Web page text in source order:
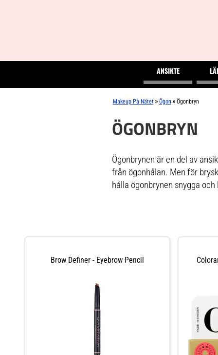
ANSIKTE
Makeup På Nätet » Ögon » Ögonbryn
ÖGONBRYN
Ögonbrynen är en del av
från ögonhålan. Men för
hålla ögonbrynen snygga och
Brow Definer - Eyebrow Pencil